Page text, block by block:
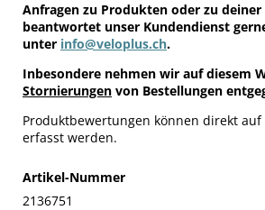
Anfragen zu Produkten oder zu deiner
beantwortet unser Kundendienst
unter info@veloplus.ch.
Inbesondere nehmen wir auf diesem
Stornierungen von Bestellungen
Produktbewertungen können direkt auf
erfasst werden.
Artikel-Nummer
2136751